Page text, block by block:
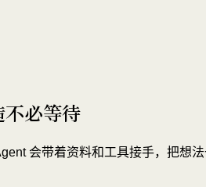
必等待
会带着资料和工具接手，把想法